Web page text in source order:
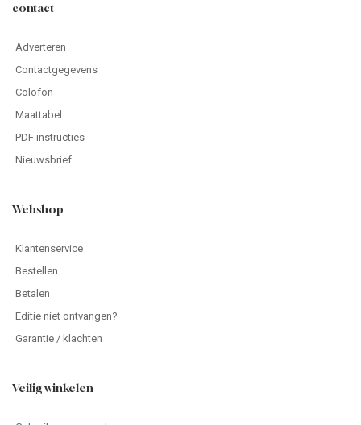
contact
Adverteren
Contactgegevens
Colofon
Maattabel
PDF instructies
Nieuwsbrief
Webshop
Klantenservice
Bestellen
Betalen
Editie niet ontvangen?
Garantie / klachten
Veilig winkelen